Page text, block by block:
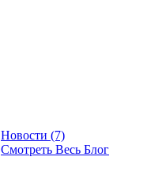
Новости (7)
Смотреть Весь Блог